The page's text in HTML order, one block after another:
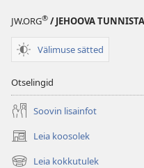
JW.ORG® / JEHOOVA
Välimuse sätted
Otselingid
Soovin lisainfot
Leia koosolek
(avab
uue
Leia kokkutulek